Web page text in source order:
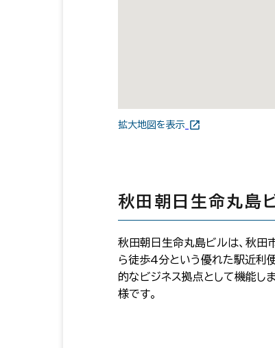
拡大地図を表示
秋田朝日生命丸島
秋田朝日生命丸島ビルは、秋田
ら徒歩4分という優れた駅近利
的なビジネス拠点として機能し
様です。